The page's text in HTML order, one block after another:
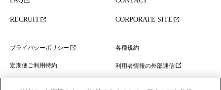
RECRUIT CORPORATE SITE
プライバシーポリシー 各種規約
定期便ご利用特約 利用者情報の外部通信